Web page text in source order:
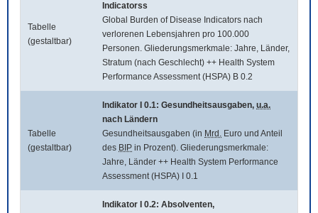
Tabelle
(gestaltbar)
Indicatorss
Global Burden of Disease Indicators nach
verlorenen Lebensjahren pro 100.000
Personen. Gliederungsmerkmale: Jahre, Länder,
Stratum (nach Geschlecht) ++ Health System
Performance Assessment (HSPA) B 0.2
Tabelle
(gestaltbar)
Indikator I 0.1: Gesundheitsausgaben, u.a.
nach Ländern
Gesundheitsausgaben (in Mrd. Euro und Anteil
des BIP in Prozent). Gliederungsmerkmale:
Jahre, Länder ++ Health System Performance
Assessment (HSPA) I 0.1
Indikator I 0.2: Absolventen,